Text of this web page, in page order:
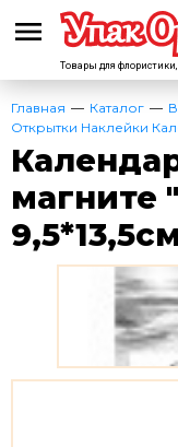
Товары для флористики,
Главная Каталог
Открытки Наклейки
магните